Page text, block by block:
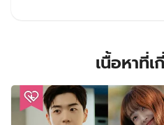
เนื้อหาที่